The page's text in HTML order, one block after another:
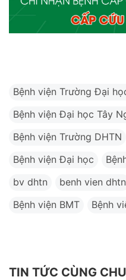
Bệnh viện Trường Đại
Bệnh viện Đại học Tây
Bệnh viện Trường DHTN
Bệnh viện Đại học
bv dhtn
benh vien dhtn
Bệnh viện BMT
Bệnh
TIN TỨC CÙNG